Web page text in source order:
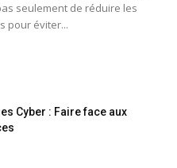
seulement de réduire les
pour éviter...
Cyber : Faire face aux